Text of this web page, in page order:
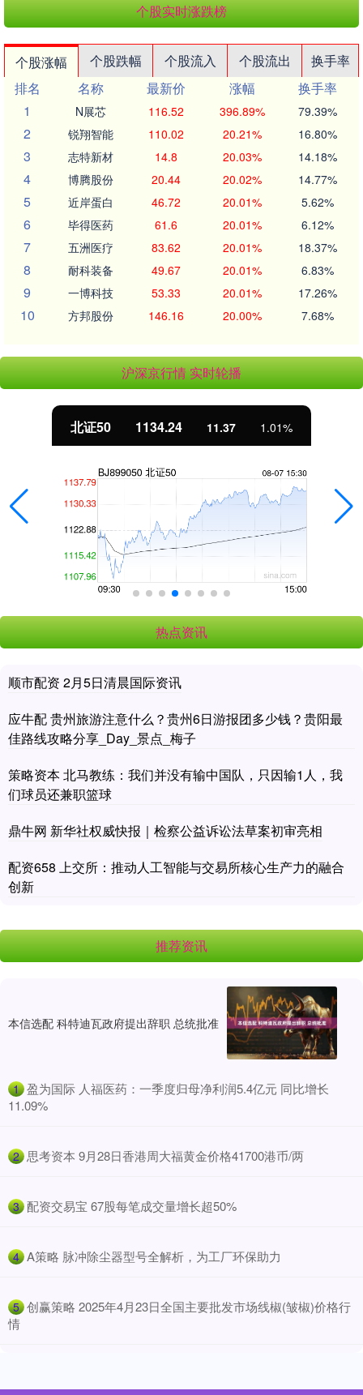
个股实时涨跌榜
个股涨幅 个股跌幅 个股流入 个股流出
换手率
排名
名称 最新价 涨幅
换手率
1
N展芯 116.52 396.89% 79.39%
2 锐翔智能 110.02 20.21% 16.80%
3 志特新材 14.8 20.03% 14.18%
4 博腾股份 20.44 20.02% 14.77%
5 近岸蛋白 46.72 20.01% 5.62%
6 毕得医药 61.6 20.01% 6.12%
7 五洲医疗 83.62 20.01% 18.37%
8 耐科装备 49.67 20.01% 6.83%
9 一博科技 53.33 20.01% 17.26%
10 方邦股份 146.16 20.00% 7.68%
沪深京行情 实时轮播
北证50 1134.24 11.37 1.01%
热点资讯
顺市配资 2月5日清晨国际资讯
应牛配 贵州旅游注意什么？贵州6日游报团多少钱？贵阳最
佳路线攻略分享_Day_景点_梅子
策略资本 北马教练：我们并没有输中国队，只因输1人，我
们球员还兼职篮球
鼎牛网 新华社权威快报｜检察公益诉讼法草案初审亮相
配资658 上交所：推动人工智能与交易所核心生产力的融合
创新
推荐资讯
本信选配 科特迪瓦政府提出辞职 总统批准
1 ​盈为国际 人福医药：一季度归母净利润5.4亿元 同比增长
11.09%
2 ​思考资本 9月28日香港周大福黄金价格41700港币/两
3 ​配资交易宝 67股每笔成交量增长超50%
4 ​A策略 脉冲除尘器型号全解析，为工厂环保助力
5 ​创赢策略 2025年4月23日全国主要批发市场线椒(皱椒)价格行
情